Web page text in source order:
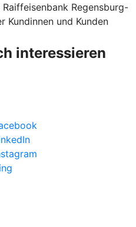
Regensburg-
Kundinnen und Kunden
interessieren